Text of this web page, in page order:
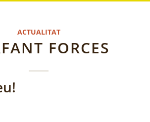
ACTUALITAT
FORCES